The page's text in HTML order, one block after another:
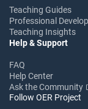
Teaching Guides
Professional
Teaching Insights
Help & Support
FAQ
Help Center
Ask the Community
Follow OER Project